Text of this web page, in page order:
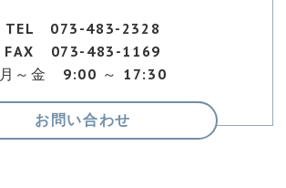
TEL 073-483-2328
FAX 073-483-1169
月～金 9:00 ～ 17:30
お問い合わせ